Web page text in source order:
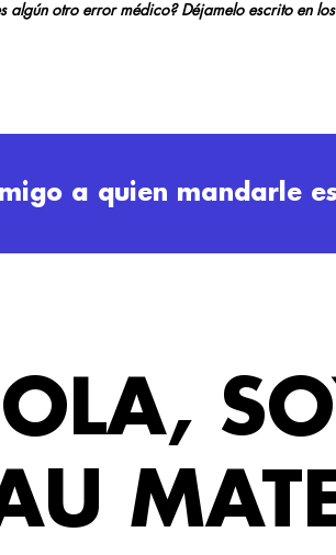
algún otro error médico? Déjamelo escrito en
a quien mandarle